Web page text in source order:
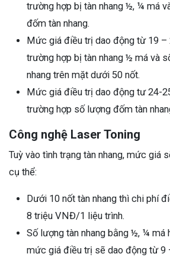
trường hợp bị tàn nhang ½, ¼ má
đốm tàn nhang.
Mức giá điều trị dao động từ 19
trường hợp bị tàn nhang ½ má và
nhang trên mặt dưới 50 nốt.
Mức giá điều trị dao động tư 24-
trường hợp số lượng đốm tàn
Công nghệ Laser Toning
Tuỳ vào tình trạng tàn nhang, mức giá
cụ thể:
Dưới 10 nốt tàn nhang thì chi phí
8 triệu VNĐ/1 liệu trình.
Số lượng tàn nhang bằng ½, ¼ má
mức giá điều trị sẽ dao động từ 9